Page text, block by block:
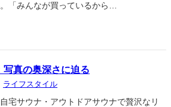
「みんなが買っているから…
写真の奥深さに迫る
ライフスタイル
サウナ・アウトドアサウナで贅沢なリ